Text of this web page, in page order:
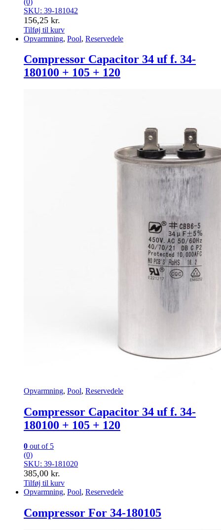
SKU: 39-181042
156,25 kr.
Tilføj til kurv
Opvarmning, Pool, Reservedele
Compressor Capacitor 34 uf f. 34-
180100 + 105 + 120
Opvarmning, Pool, Reservedele
Compressor Capacitor 34 uf f. 34-
180100 + 105 + 120
0 out of 5
(0)
SKU: 39-181020
385,00 kr.
Tilføj til kurv
Opvarmning, Pool, Reservedele
Compressor For 34-180105